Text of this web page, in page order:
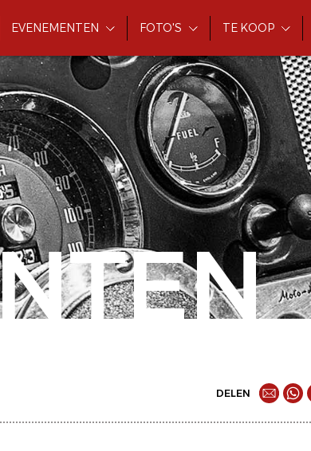
EVENEMENTEN FOTO'S TE KOOP
DELEN